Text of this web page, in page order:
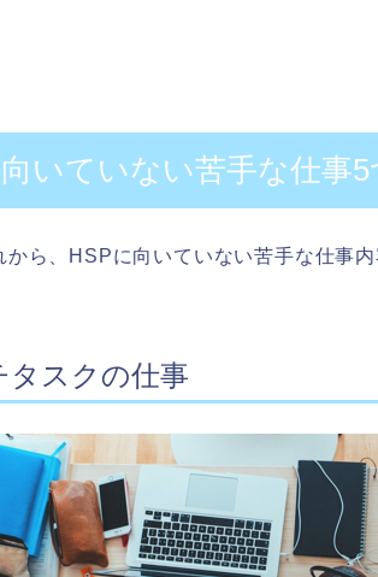
いていない苦手な仕事5
から、HSPに向いていない苦手な仕事
タスクの仕事